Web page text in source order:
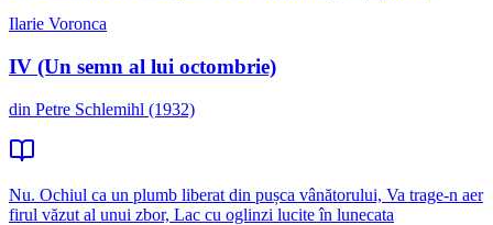
Ilarie Voronca
IV (Un semn al lui octombrie)
din Petre Schlemihl (1932)
Nu. Ochiul ca un plumb liberat din pușca vânătorului, Va trage-n aer
firul văzut al unui zbor, Lac cu oglinzi lucite în lunecata